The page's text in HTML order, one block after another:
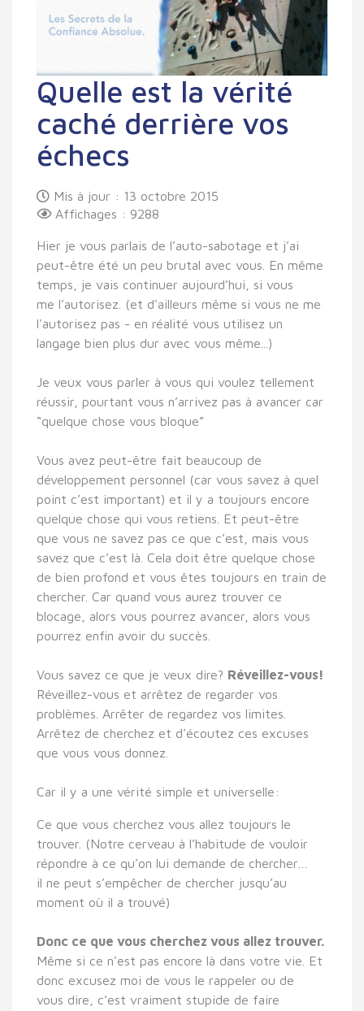
Quelle est la vérité
caché derrière vos
échecs
Mis à jour : 13 octobre 2015
Affichages : 9288
Hier je vous parlais de l’auto-sabotage et j’ai
peut-être été un peu brutal avec vous. En même
temps, je vais continuer aujourd’hui, si vous
me l’autorisez. (et d'ailleurs même si vous ne me
l'autorisez pas - en réalité vous utilisez un
langage bien plus dur avec vous même...)
Je veux vous parler à vous qui voulez tellement
réussir, pourtant vous n’arrivez pas à avancer car
“quelque chose vous bloque”
Vous avez peut-être fait beaucoup de
développement personnel (car vous savez à quel
point c’est important) et il y a toujours encore
quelque chose qui vous retiens. Et peut-être
que vous ne savez pas ce que c’est, mais vous
savez que c’est là. Cela doit être quelque chose
de bien profond et vous êtes toujours en train de
chercher. Car quand vous aurez trouver ce
blocage, alors vous pourrez avancer, alors vous
pourrez enfin avoir du succès.
Vous savez ce que je veux dire? Réveillez-vous!
Réveillez-vous et arrêtez de regarder vos
problèmes. Arrêter de regardez vos limites.
Arrêtez de cherchez et d’écoutez ces excuses
que vous vous donnez.
Car il y a une vérité simple et universelle:
Ce que vous cherchez vous allez toujours le
trouver. (Notre cerveau à l’habitude de vouloir
répondre à ce qu’on lui demande de chercher…
il ne peut s’empêcher de chercher jusqu’au
moment où il a trouvé)
Donc ce que vous cherchez vous allez trouver.
Même si ce n’est pas encore là dans votre vie. Et
donc excusez moi de vous le rappeler ou de
vous dire, c’est vraiment stupide de faire